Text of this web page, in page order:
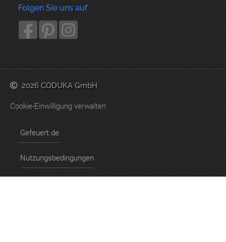
Folgen Sie uns auf
2026 CODUKA GmbH
Cookie-Einwilligung verwalten
Gefeuert.de
Nutzungsbedingungen